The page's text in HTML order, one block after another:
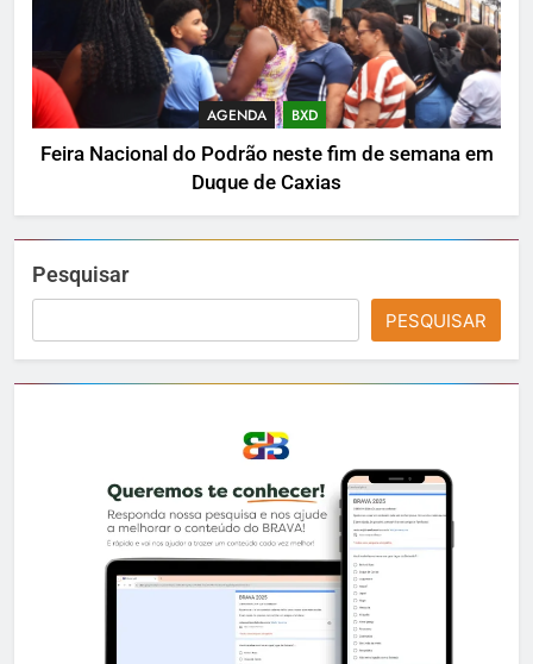
AGENDA BXD
Feira Nacional do Podrão neste fim de semana em
Duque de Caxias
Pesquisar
PESQUISAR